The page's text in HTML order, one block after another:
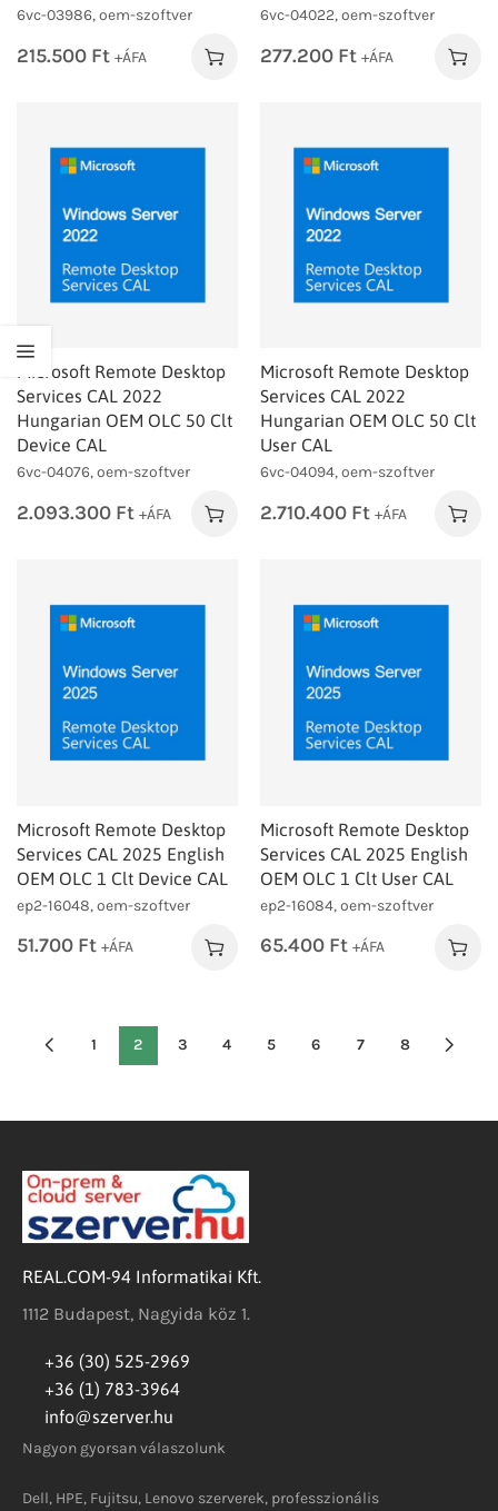
6vc-03986, oem-szoftver
215.500 Ft +ÁFA
6vc-04022, oem-szoftver
277.200 Ft +ÁFA
Microsoft Remote Desktop
Services CAL 2022
Hungarian OEM OLC 50 Clt
Device CAL
6vc-04076, oem-szoftver
2.093.300 Ft +ÁFA
Microsoft Remote Desktop
Services CAL 2022
Hungarian OEM OLC 50 Clt
User CAL
6vc-04094, oem-szoftver
2.710.400 Ft +ÁFA
Microsoft Remote Desktop
Services CAL 2025 English
OEM OLC 1 Clt Device CAL
ep2-16048, oem-szoftver
51.700 Ft +ÁFA
Microsoft Remote Desktop
Services CAL 2025 English
OEM OLC 1 Clt User CAL
ep2-16084, oem-szoftver
65.400 Ft +ÁFA
1 2 3 4 5 6 7 8
REAL.COM-94 Informatikai Kft.
1112 Budapest, Nagyida köz 1.
+36 (30) 525-2969
+36 (1) 783-3964
info@szerver.hu
Nagyon gyorsan válaszolunk
Dell, HPE, Fujitsu, Lenovo szerverek, professzionális